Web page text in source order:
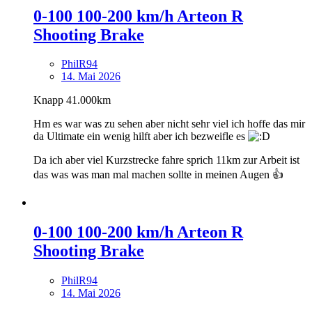
0-100 100-200 km/h Arteon R
Shooting Brake
PhilR94
14. Mai 2026
Knapp 41.000km
Hm es war was zu sehen aber nicht sehr viel ich hoffe das mir
da Ultimate ein wenig hilft aber ich bezweifle es
Da ich aber viel Kurzstrecke fahre sprich 11km zur Arbeit ist
das was was man mal machen sollte in meinen Augen 👍
0-100 100-200 km/h Arteon R
Shooting Brake
PhilR94
14. Mai 2026